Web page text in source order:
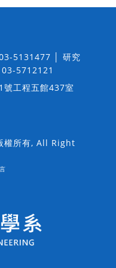
5131477 │ 研究
5712121
工程五館437室
權所有, All Right